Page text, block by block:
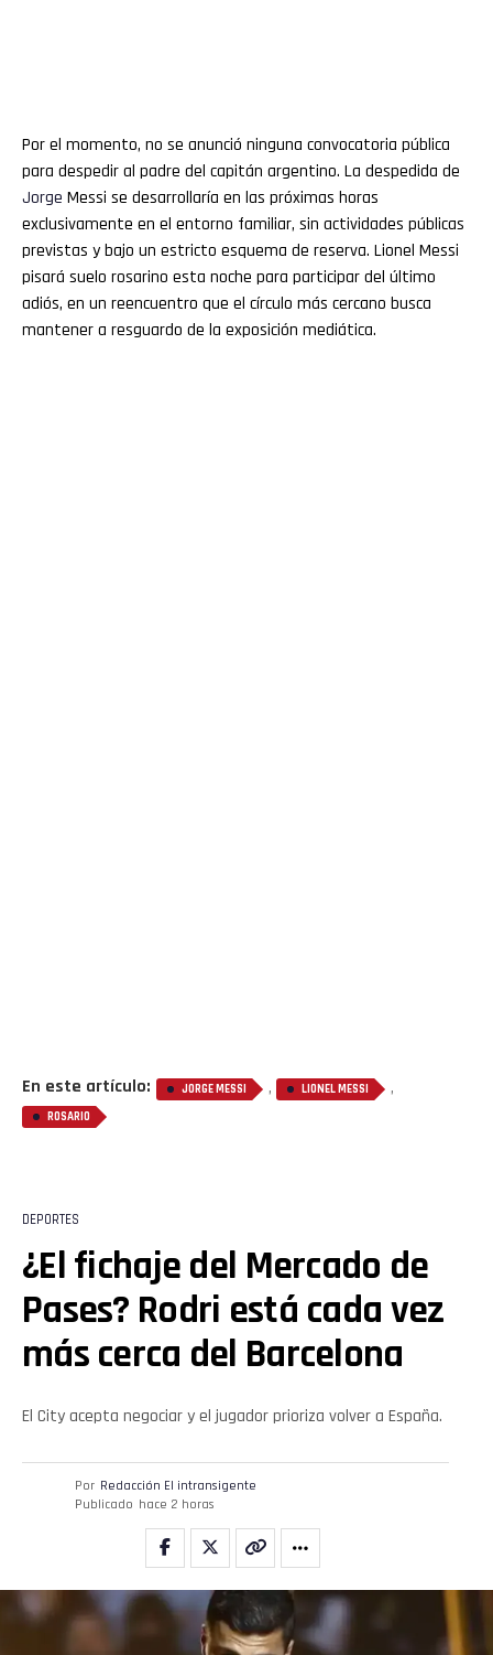
Por el momento, no se anunció ninguna convocatoria pública
para despedir al padre del capitán argentino. La despedida de
Jorge Messi se desarrollaría en las próximas horas
exclusivamente en el entorno familiar, sin actividades públicas
previstas y bajo un estricto esquema de reserva. Lionel Messi
pisará suelo rosarino esta noche para participar del último
adiós, en un reencuentro que el círculo más cercano busca
mantener a resguardo de la exposición mediática.
En este artículo: JORGE MESSI , LIONEL MESSI ,
ROSARIO
DEPORTES
¿El fichaje del Mercado de
Pases? Rodri está cada vez
más cerca del Barcelona
El City acepta negociar y el jugador prioriza volver a España.
Por Redacción El intransigente
Publicado hace 2 horas